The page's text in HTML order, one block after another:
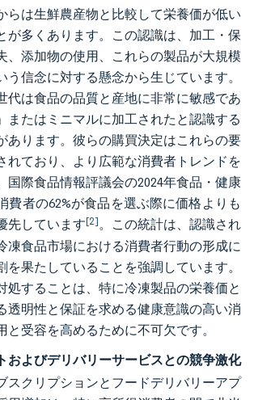
らは生鮮農産物と比較して栄養価が低い
が多くあります。この認識は、加工・保
、添加物の使用、これらの製品が大規模
う信念に対する懸念から生じています。
代は食品の品質と産地に非常に敏感であ
またはミニマルに加工されたと認識する
あります。彼らの購買決定はこれらの要
れており、より広範な消費者トレンドを
国際食品情報評議会の2024年食品・健康
費者の62%が食品を選ぶ際に価格よりも
先しています[2]。この統計は、認識され
凍食品市場における消費者行動の形成に
を果たしていることを強調しています。
処することは、特に冷凍製品の栄養価と
透明性と保証を求める健康意識の高い消
と受容を高めるために不可欠です。
およびデリバリーサービスとの競争激化
スクリプションとフードデリバリーアプ